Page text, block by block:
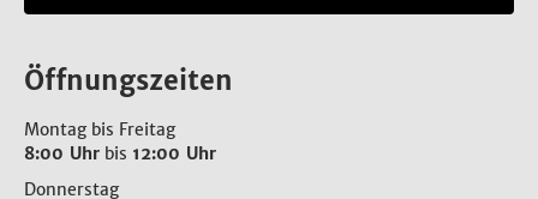
Öffnungszeiten
Montag bis Freitag
8:00 Uhr bis 12:00 Uhr
Donnerstag